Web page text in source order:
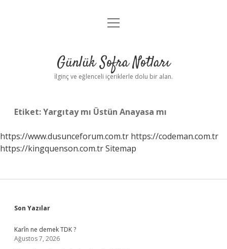
Anasayfa
Yasal Uyarı
menüyü
Günlük Sofra Notları
İlginç ve eğlenceli içeriklerle dolu bir alan.
Etiket:Yargıtay mı Üstün Anayasa mı
https://www.dusunceforum.com.tr https://codeman.com.tr
https://kingquenson.com.trSitemap
Sidebar
Son Yazılar
Karîn ne demek TDK ?
Ağustos 7, 2026